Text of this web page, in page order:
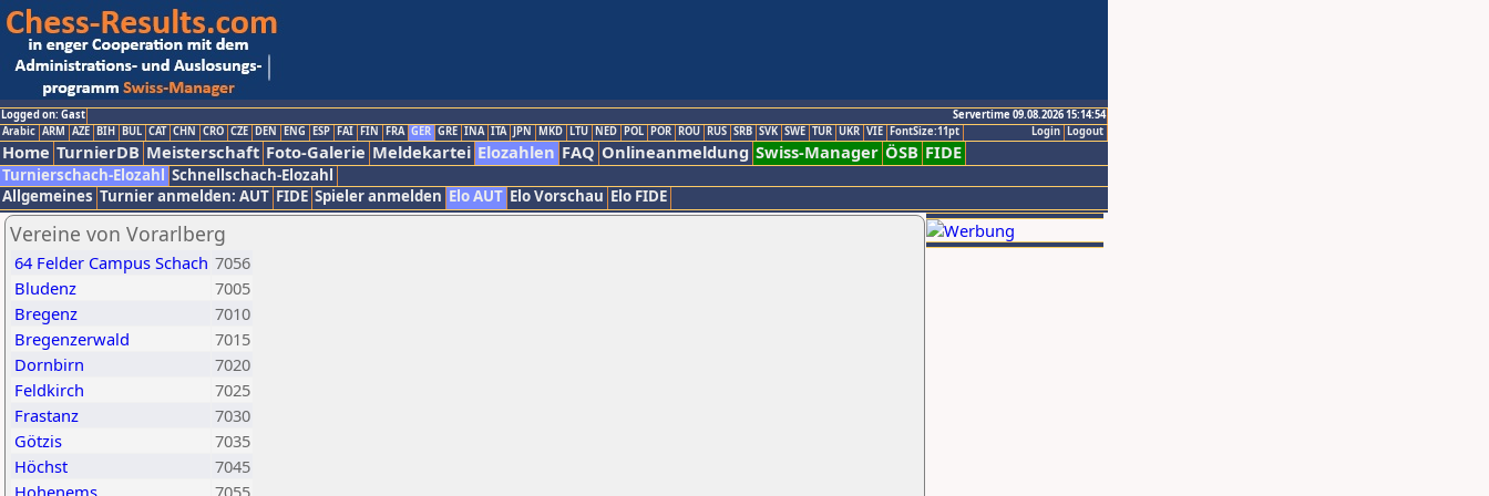
Logged on: Gast
Servertime 09.08.2026 15:14:54
Logout
Login
Arabic ARM AZE BIH BUL CAT CHN CRO CZE DEN ENG ESP FAI FIN FRA GER GRE INA ITA JPN MKD LTU NED POL POR ROU RUS SRB SVK SWE TUR UKR VIE FontSize:11pt
Home TurnierDB Meisterschaft Foto-Galerie Meldekartei Elozahlen FAQ Onlineanmeldung Swiss-Manager ÖSB FIDE
Turnierschach-Elozahl Schnellschach-Elozahl
Allgemeines Turnier anmelden: AUT FIDE Spieler anmelden Elo AUT Elo Vorschau Elo FIDE
Vereine von Vorarlberg
64 Felder Campus Schach 7056
Bludenz
7005
Bregenz
7010
Bregenzerwald
7015
Dornbirn
7020
Feldkirch
7025
Frastanz
7030
Götzis
7035
Höchst
7045
Hohenems
7055